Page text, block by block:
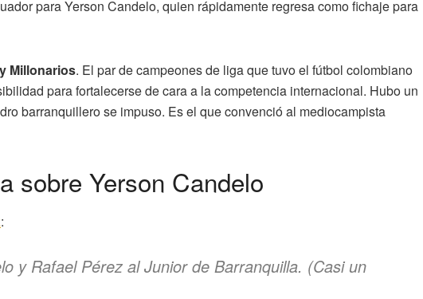
para Yerson Candelo, quien rápidamente regresa como fichaje para
Millonarios. El par de campeones de liga que tuvo el fútbol colombiano
para fortalecerse de cara a la competencia internacional. Hubo un
barranquillero se impuso. Es el que convenció al mediocampista
sobre Yerson Candelo
:
y Rafael Pérez al Junior de Barranquilla. (Casi un